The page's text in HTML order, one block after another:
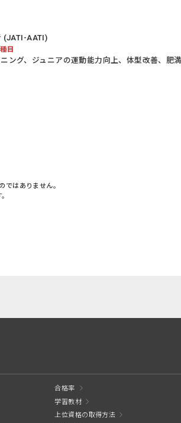
(JATI-AATI)
目
ング、ジュニアの運動能力向上、体型改善、肥
はありません。
合格率
学習教材
上位資格の取得方法